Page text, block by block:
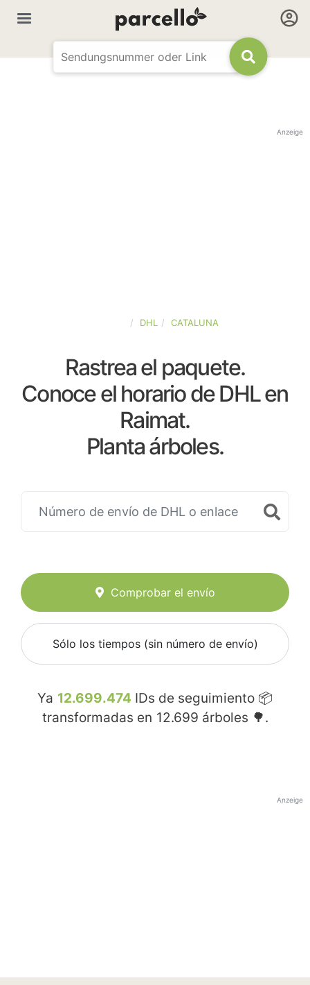
Anzeige
DHL CATALUNA
Rastrea el paquete.
Conoce el horario de DHL en
Raimat.
Planta árboles.
Comprobar el envío
Sólo los tiempos (sin número de envío)
Ya 12.699.474 IDs de seguimiento 📦
transformadas en 12.699 árboles 🌳.
Anzeige